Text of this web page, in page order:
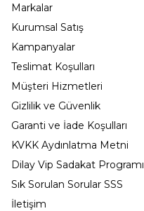
Markalar
Kurumsal Satış
Kampanyalar
Teslimat Koşulları
Müşteri Hizmetleri
Gizlilik ve Güvenlik
Garanti ve İade Koşulları
KVKK Aydınlatma Metni
Dilay Vip Sadakat Programı
Sık Sorulan Sorular SSS
İletişim